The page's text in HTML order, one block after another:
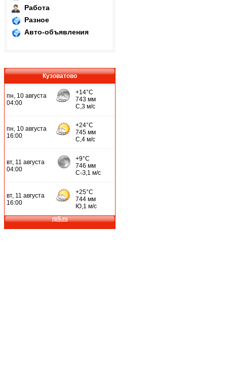
Работа
Разное
Авто-объявления
Кузоватово